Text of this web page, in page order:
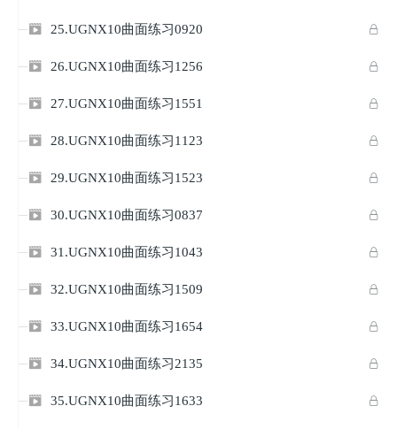

 25.UGNX10曲面练习0920

 26.UGNX10曲面练习1256

 27.UGNX10曲面练习1551

 28.UGNX10曲面练习1123

 29.UGNX10曲面练习1523

 30.UGNX10曲面练习0837

 31.UGNX10曲面练习1043

 32.UGNX10曲面练习1509

 33.UGNX10曲面练习1654

 34.UGNX10曲面练习2135

 35.UGNX10曲面练习1633